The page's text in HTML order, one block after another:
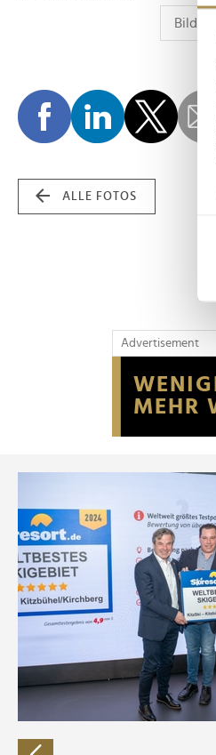
ALLE FOTOS
Advertisement